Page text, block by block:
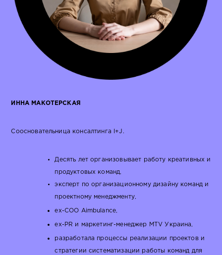
ИННА МАКОТЕРСКАЯ
Соосновательница консалтинга I+J.
Десять лет организовывает работу креативных и
продуктовых команд,
эксперт по организационному дизайну команд и
проектному менеджменту,
ex-COO Aimbulance,
ex-PR и маркетинг-менеджер MTV Украина,
разработала процессы реализации проектов и
стратегии систематизации работы команд для